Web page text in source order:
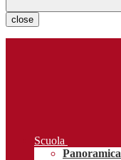
close
Scuola
Panoramica